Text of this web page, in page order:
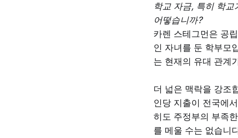
학교 자금, 특히 학
어떻습니까?
카렌 스테그먼은 공
인 자녀를 둔 학부모
는 현재의 유대 관계
더 넓은 맥락을 강조
인당 지출이 전국에
히도 주정부의 부족
를 메울 수는 없습니